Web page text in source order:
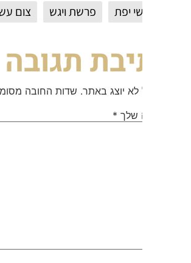
פרשת ויגש צום עשירי בטבת
תגובה
לא יוצג באתר. שדות החובה מסומנים*